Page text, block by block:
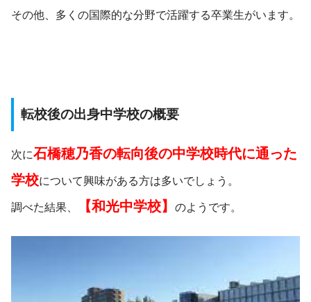
その他、多くの国際的な分野で活躍する卒業生がいます。
転校後の出身中学校の概要
次に石橋穂乃香の転向後の中学校時代に通った
学校について興味がある方は多いでしょう。
調べた結果、 【和光中学校】 のようです。